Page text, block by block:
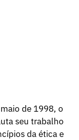
de 1998, o
seu trabalho
da ética e